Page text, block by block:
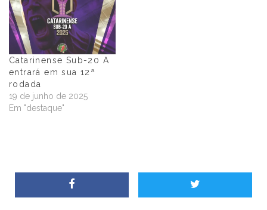
Catarinense Sub-20 A
entrará em sua 12ª
rodada
19 de junho de 2025
Em "destaque"